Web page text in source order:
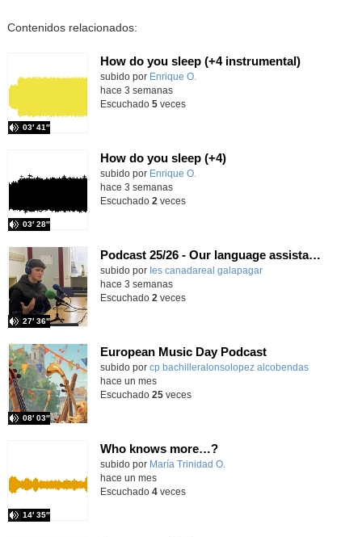
Contenidos relacionados:
How do you sleep (+4 instrumental)
Contenido educativo.
subido por Enrique O.
03′ 41″
hace 3 semanas
Escuchado 5veces
How do you sleep (+4)
Contenido educativo.
subido por Enrique O.
03′ 28″
hace 3 semanas
Escuchado 2 veces
Podcast 25/26 - Our language assistant Ellie
subido por Ies canadareal galapagar
27′ 36″
-
hace 3 semanas
Escuchado 2 veces
European Music Day Podcast
Contenido educativo.
subido por cp bachilleralonsolopez alcobendas
08′ 03″
-
hace un mes
Escuchado 25veces
Who knows more…?
Contenido educativo.
subido por María Trinidad O.
14′ 35″
hace un mes
Escuchado 4veces